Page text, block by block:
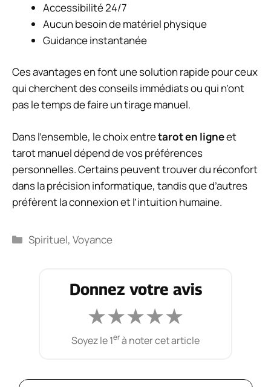
Accessibilité 24/7
Aucun besoin de matériel physique
Guidance instantanée
Ces avantages en font une solution rapide pour ceux
qui cherchent des conseils immédiats ou qui n’ont
pas le temps de faire un tirage manuel.
Dans l’ensemble, le choix entretarot en ligneet
tarot manuel dépend de vos préférences
personnelles. Certains peuvent trouver du réconfort
dans la précision informatique, tandis que d’autres
préfèrent la connexion et l’intuition humaine.
Catégories
Spirituel,Voyance
Donnez votre avis
★★★★★
Soyez le 1erà noter cet article